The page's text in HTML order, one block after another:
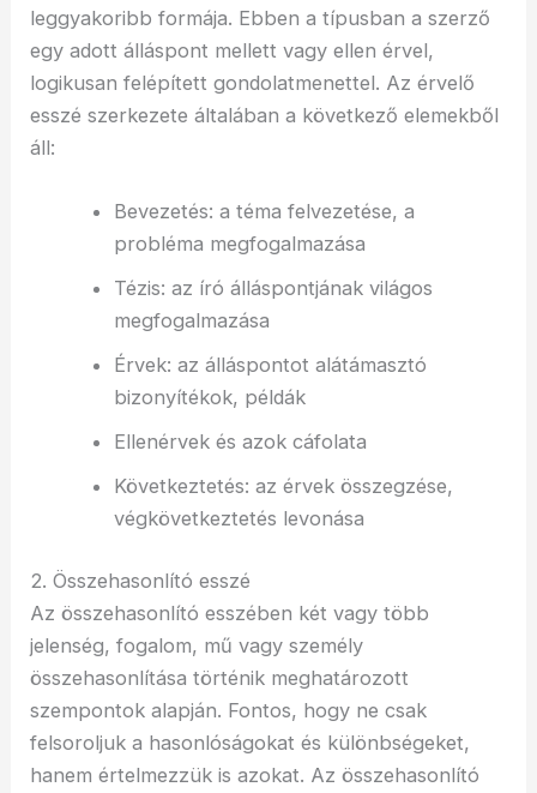
leggyakoribb formája. Ebben a típusban a szerző
egy adott álláspont mellett vagy ellen érvel,
logikusan felépített gondolatmenettel. Az érvelő
esszé szerkezete általában a következő elemekből
áll:
Bevezetés: a téma felvezetése, a
probléma megfogalmazása
Tézis: az író álláspontjának világos
megfogalmazása
Érvek: az álláspontot alátámasztó
bizonyítékok, példák
Ellenérvek és azok cáfolata
Következtetés: az érvek összegzése,
végkövetkeztetés levonása
2. Összehasonlító esszé
Az összehasonlító esszében két vagy több
jelenség, fogalom, mű vagy személy
összehasonlítása történik meghatározott
szempontok alapján. Fontos, hogy ne csak
felsoroljuk a hasonlóságokat és különbségeket,
hanem értelmezzük is azokat. Az összehasonlító